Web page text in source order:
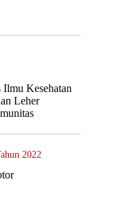
Ilmu Kesehatan
Leher
2022